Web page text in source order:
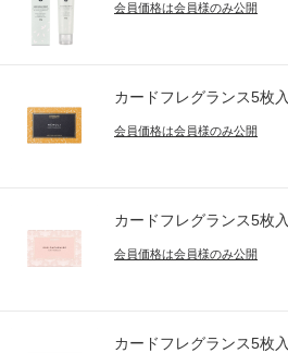
会員価格は会員様のみ公開
カードフレグランス5枚入
会員価格は会員様のみ公開
カードフレグランス5枚入
会員価格は会員様のみ公開
カードフレグランス5枚入